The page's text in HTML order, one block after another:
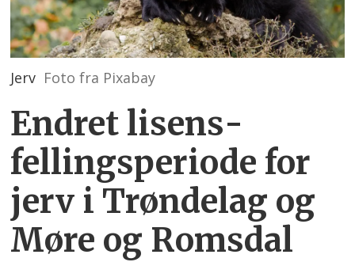
Jerv Foto fra Pixabay
Endret lisens­
fellings­periode for
jerv i Trøndelag og
Møre og Romsdal